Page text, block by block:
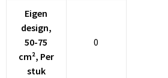
Eigen
design,
50-75
cm², Per
stuk
0